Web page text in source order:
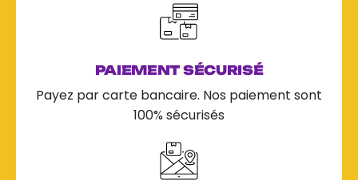
PAIEMENT SÉCURISÉ
Payez par carte bancaire. Nos paiement sont
100% sécurisés